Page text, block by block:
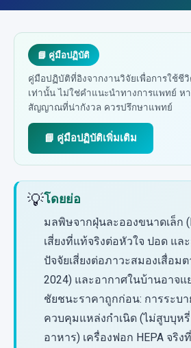
📘 คู่มือปฏิบัติ
คู่มือปฏิบัติที่อิงจากงานวิจัยเพื่อการใช้ชี
เท่านั้น ไม่ใช่คำแนะนำทางการแพทย์ ห
สัญญาณที่น่ากังวล ควรปรึกษาแพทย์
📘 คู่มือปฏิบัติเพิ่มเติม
💡โดยย่อ
มลพิษจากฝุ่นละอองขนาดเล็ก
เสี่ยงที่แท้จริงต่อหัวใจ ปอด แล
ปัจจัยเสี่ยงต่อภาวะสมองเสื่อม
2024) และอากาศในบ้านอาจ
ชัยชนะราคาถูกก่อน: การระบ
ควบคุมแหล่งกำเนิด (ไม่สูบบุห
อาหาร) เครื่องฟอก HEPA จริ